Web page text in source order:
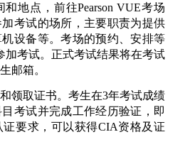
地点，前往Pearson VUE考场
加考试的场所，主要职责为提供
设备等。考场的预约、安排等
加考试。 正式考试结果将在考试
邮箱。
领取证书。考生在3年考试成绩
考试并完成工作经历验证，即
要求，可以获得CIA资格及证